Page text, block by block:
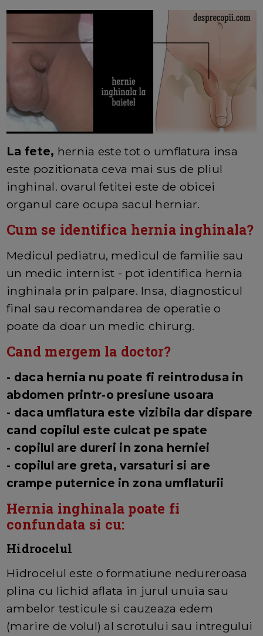
La fete, hernia este tot o umflatura insa
este pozitionata ceva mai sus de pliul
inghinal. ovarul fetitei este de obicei
organul care ocupa sacul herniar.
Cum se identifica hernia inghinala?
Medicul pediatru, medicul de familie sau
un medic internist - pot identifica hernia
inghinala prin palpare. Insa, diagnosticul
final sau recomandarea de operatie o
poate da doar un medic chirurg.
Cand mergem la doctor?
- daca hernia nu poate fi reintrodusa in
abdomen printr-o presiune usoara
- daca umflatura este vizibila dar dispare
cand copilul este culcat pe spate
- copilul are dureri in zona herniei
- copilul are greta, varsaturi si are
crampe puternice in zona umflaturii
Hernia inghinala poate fi
confundata si cu:
Hidrocelul
Hidrocelul este o formatiune nedureroasa
plina cu lichid aflata in jurul unuia sau
ambelor testicule si cauzeaza edem
(marire de volul) al scrotului sau intregului